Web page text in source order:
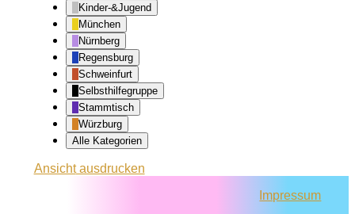
Kinder-&Jugend
München
Nürnberg
Regensburg
Schweinfurt
Selbsthilfegruppe
Stammtisch
Würzburg
Alle Kategorien
Ansichtausdrucken
Impressum